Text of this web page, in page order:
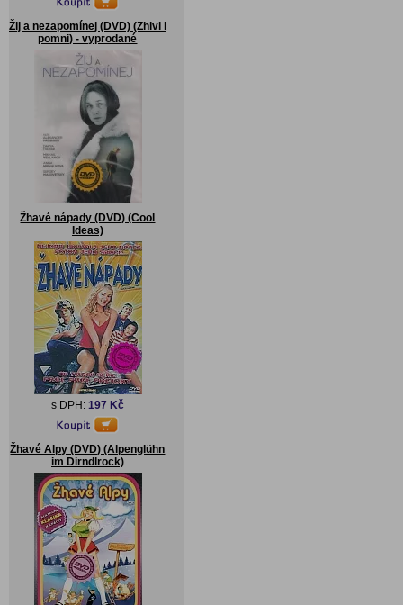
Žij a nezapomínej (DVD) (Zhivi i
pomni) - vyprodané
Žhavé nápady (DVD) (Cool
Ideas)
s DPH: 197 Kč
Žhavé Alpy (DVD) (Alpenglühn
im Dirndlrock)